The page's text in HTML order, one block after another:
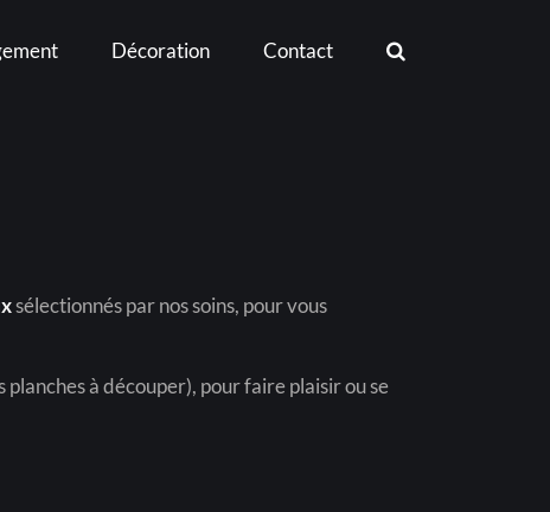
Décoration Contact
sélectionnés par nos soins, pour vous
planches à découper), pour faire plaisir ou se